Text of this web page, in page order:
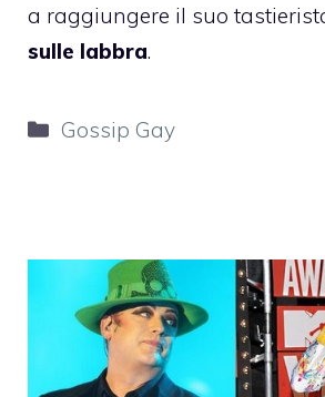
a raggiungere il suo
sulle labbra.
Categorie
Gossip Gay